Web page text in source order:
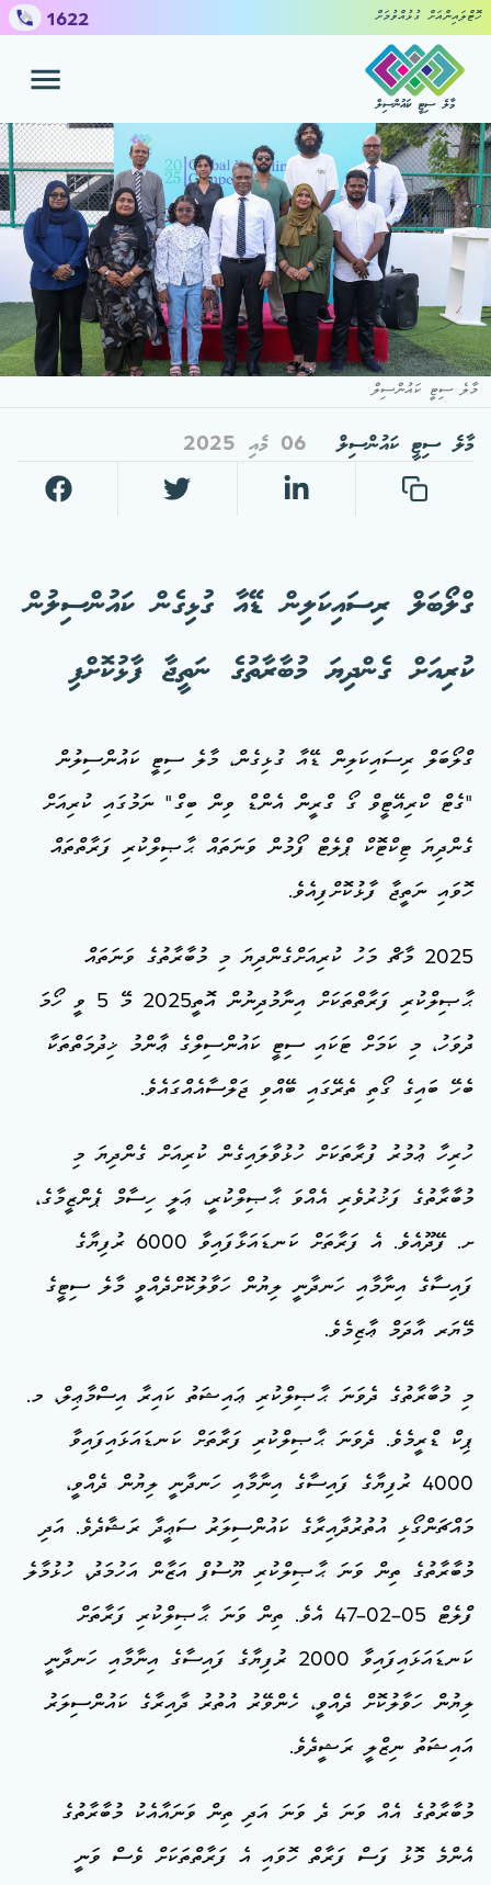
ހޮޓްލައިންއަށް ގުޅުއްވުމަށް 1622
މާލެ ސިޓީ ކައުންސިލް
ހިދުމަތްތައް ޝަކުވާ ހުށައެޅުމަށް
ކައުންސިލް
މީޑިއާ ސެންޓަރ
މާލެ ސިޓީ ކައުންސިލް
މާލެ ސިޓީ ކައުންސިލް 06 މެއި 2025
ގްލޯބަލް ރިސައިކަލިން ޑޭއާ ގުޅިގެން ކައުންސިލުން
ކުރިއަށް ގެންދިޔަ މުބާރާތުގެ ނަތީޖާ ފާޅުކޮށްފި
ގްލޯބަލް ރިސައިކަލިން ޑޭއާ ގުޅިގެން، މާލެ ސިޓީ ކައުންސިލުން
"ގެޓް ކްރިއޭޓީވް ގޯ ގްރީން އެންޑް ވިން ބިގް" ނަމުގައި ކުރިއަށް
ގެންދިޔަ ޓިކްޓޮކް ޕްލެޓް ފޯމުން ވަނަތައް ޙާޞިލްކުރި ފަރާތްތައް
ހޮވައި ނަތީޖާ ފާޅުކޮށްފިއެވެ.
2025 މާޗް މަހު ކުރިއަށްގެންދިޔަ މި މުބާރާތުގެ ވަނަތައް
ޙާޞިލްކުރި ފަރާތްތަކަށް އިނާމުދިނުން އޮތީ2025 މޭ 5 ވީ ހޯމަ
ދުވަހު، މި ކަމަށް ޓަކައި ސިޓީ ކައުންސިލްގެ ޢާންމު ޚިދުމަތްތަކާ
ބެހޭ ބައިގެ ގޯތި ތެރޭގައި ބޭއްވި ޖަލްސާއެއްގައެވެ.
ހުރިހާ ޢުމުރު ފުރާތަކަށް ހުޅުވާލައިގެން ކުރިއަށް ގެންދިޔަ މި
މުބާރާތުގެ ފަޚުރުވެރި އެއްވަ ޙާޞިލްކުރީ، ޢަލީ ހިސާމް ޕެންޒީމާގެ،
ށ. ފޭދޫއެވެ. އެ ފަރާތަށް ކަނޑައަޅާފައިވާ 6000 ރުފިޔާގެ
ފައިސާގެ އިނާމާއި ހަނދާނީ ލިޔުން ހަވާލުކޮށްދެއްވީ މާލެ ސިޓީގެ
މޭޔަރ އާދަމް ޢާޒިމެވެ.
މި މުބާރާތުގެ ދެވަނަ ޙާޞިލްކުރި ޢައިޝަތު ކައިރާ އިސްމާޢިލް، މ.
ޕިކް ޑްރީމެވެ. ދެވަނަ ޙާޞިލްކުރި ފަރާތަށް ކަނޑައަޅައިފައިވާ
4000 ރުފިޔާގެ ފައިސާގެ އިނާމާއި ހަނދާނީ ލިޔުން ދެއްވީ،
މައްޗަންގޯޅި އުތުރުދާއިރާގެ ކައުންސިލަރު ސަޢީދާ ރަޝާދެވެ. އަދި
މުބާރާތުގެ ތިން ވަނަ ޙާޞިލްކުރި ޔޫސުފް އަޒާން އަހުމަދު، ހުޅުމާލެ
ފްލެޓް 05-02-47 އެވެ. ތިން ވަނަ ޙާޞިލްކުރި ފަރާތަށް
ކަނޑައަޅައިފައިވާ 2000 ރުފިޔާގެ ފައިސާގެ އިނާމާއި ހަނދާނީ
ލިޔުން ހަވާލުކޮށް ދެއްވީ، ހެންވޭރު އުތުރު ދާއިރާގެ ކައުންސިލަރު
އައިޝަތު ނިޒްލީ ރަޝީދެވެ.
މުބާރާތުގެ އެއް ވަނަ ދެ ވަނަ އަދި ތިން ވަނައާއެކު މުބާރާތުގެ
އެންމެ މޮޅު ފަސް ފަރާތް ހޮވައި އެ ފަރާތްތަކަށް ވެސް ވަނީ